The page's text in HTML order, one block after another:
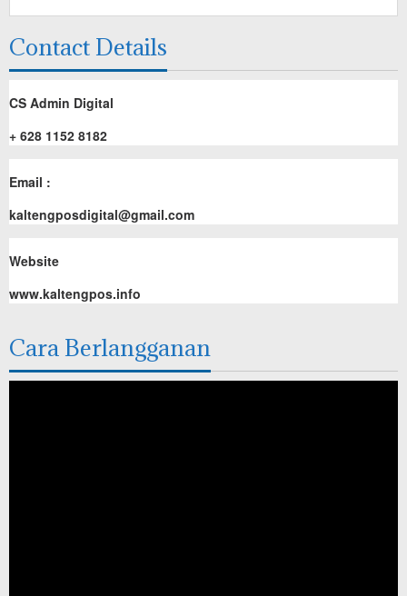
Contact Details
CS Admin Digital
+ 628 1152 8182
Email :
kaltengposdigital@gmail.com
Website
www.kaltengpos.info
Cara Berlangganan